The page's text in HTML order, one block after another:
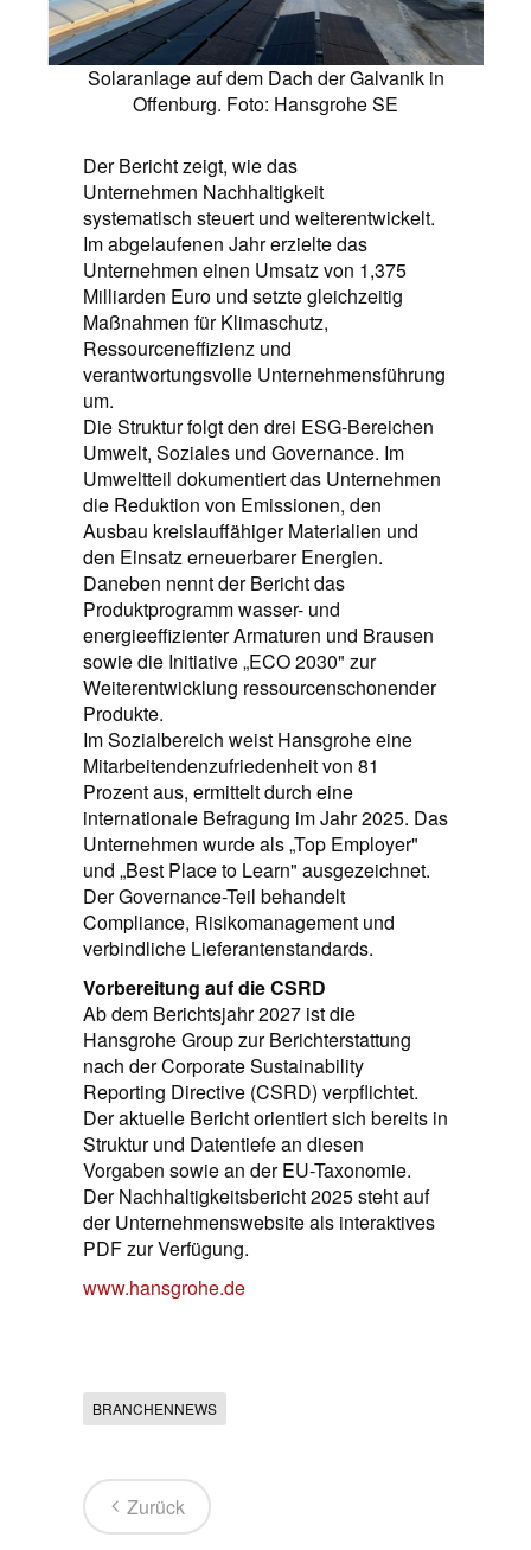
Solaranlage auf dem Dach der Galvanik in
Offenburg. Foto: Hansgrohe SE
Der Bericht zeigt, wie das
Unternehmen Nachhaltigkeit
systematisch steuert und weiterentwickelt.
Im abgelaufenen Jahr erzielte das
Unternehmen einen Umsatz von 1,375
Milliarden Euro und setzte gleichzeitig
Maßnahmen für Klimaschutz,
Ressourceneffizienz und
verantwortungsvolle Unternehmensführung
um.
Die Struktur folgt den drei ESG-Bereichen
Umwelt, Soziales und Governance. Im
Umweltteil dokumentiert das Unternehmen
die Reduktion von Emissionen, den
Ausbau kreislauffähiger Materialien und
den Einsatz erneuerbarer Energien.
Daneben nennt der Bericht das
Produktprogramm wasser- und
energieeffizienter Armaturen und Brausen
sowie die Initiative „ECO 2030" zur
Weiterentwicklung ressourcenschonender
Produkte.
Im Sozialbereich weist Hansgrohe eine
Mitarbeitendenzufriedenheit von 81
Prozent aus, ermittelt durch eine
internationale Befragung im Jahr 2025. Das
Unternehmen wurde als „Top Employer"
und „Best Place to Learn" ausgezeichnet.
Der Governance-Teil behandelt
Compliance, Risikomanagement und
verbindliche Lieferantenstandards.
Vorbereitung auf die CSRD
Ab dem Berichtsjahr 2027 ist die
Hansgrohe Group zur Berichterstattung
nach der Corporate Sustainability
Reporting Directive (CSRD) verpflichtet.
Der aktuelle Bericht orientiert sich bereits in
Struktur und Datentiefe an diesen
Vorgaben sowie an der EU-Taxonomie.
Der Nachhaltigkeitsbericht 2025 steht auf
der Unternehmenswebsite als interaktives
PDF zur Verfügung.
www.hansgrohe.de
BRANCHENNEWS
Zurück